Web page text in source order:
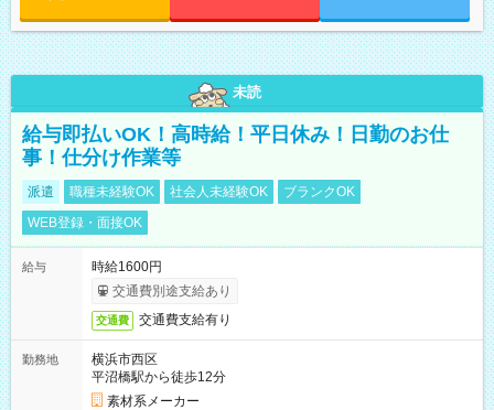
未読
給与即払いOK！高時給！平日休み！日勤のお仕
事！仕分け作業等
派遣 職種未経験OK 社会人未経験OK
ブランクOK
WEB登録・面接OK
給与
時給1600円
交通費別途支給あり
交通費 交通費支給有り
勤務地
横浜市西区
平沼橋駅から徒歩12分
素材系メーカー